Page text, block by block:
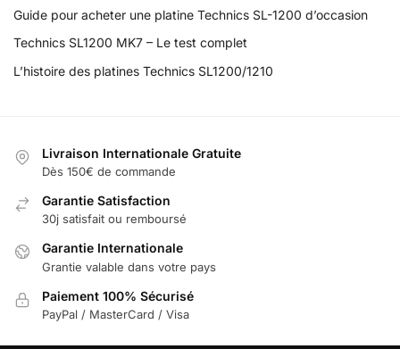
Guide pour acheter une platine Technics SL-1200 d’occasion
Technics SL1200 MK7 – Le test complet
L’histoire des platines Technics SL1200/1210
Livraison Internationale Gratuite
Dès 150€ de commande
Garantie Satisfaction
30j satisfait ou remboursé
Garantie Internationale
Grantie valable dans votre pays
Paiement 100% Sécurisé
PayPal / MasterCard / Visa